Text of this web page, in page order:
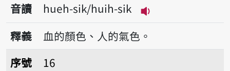
音讀
hueh-sik/huih-sik
播放音讀hueh-
釋義
血的顏色、人的氣色。
序號16豔色
序號
16